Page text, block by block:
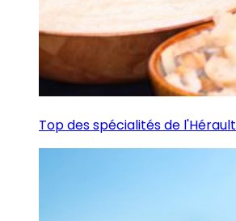
Top des spécialités de l'Hérault